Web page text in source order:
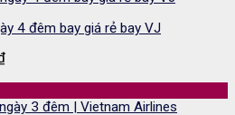
4 đêm bay giá rẻ bay VJ
Giá
là: